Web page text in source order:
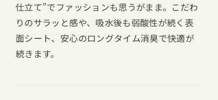
仕立て”でファッションも思うがまま。こだわ
りのサラッと感や、吸水後も弱酸性が続く表
面シート、安心のロングタイム消臭で快適が
続きます。